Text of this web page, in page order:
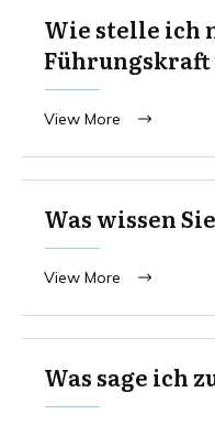
Wie stelle ich
Führungskraft
View More
Was wissen
View More
Was sage ich